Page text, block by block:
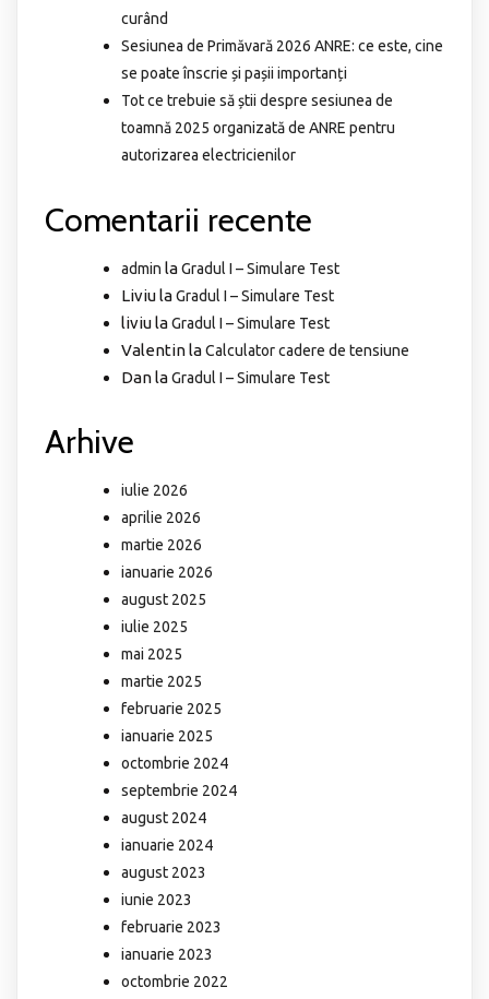
curând
Sesiunea de Primăvară 2026 ANRE: ce este, cine
se poate înscrie și pașii importanți
Tot ce trebuie să știi despre sesiunea de
toamnă 2025 organizată de ANRE pentru
autorizarea electricienilor
Comentarii recente
admin laGradul I – Simulare Test
LiviulaGradul I – Simulare Test
liviulaGradul I – Simulare Test
ValentinlaCalculator cadere de tensiune
DanlaGradul I – Simulare Test
Arhive
iulie 2026
aprilie 2026
martie 2026
ianuarie 2026
august 2025
iulie 2025
mai 2025
martie 2025
februarie 2025
ianuarie 2025
octombrie 2024
septembrie 2024
august 2024
ianuarie 2024
august 2023
iunie 2023
februarie 2023
ianuarie 2023
octombrie 2022